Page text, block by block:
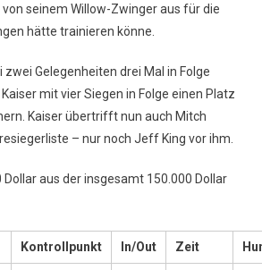
seinem Willow-Zwinger aus für die
hätte trainieren könne.
Gelegenheiten drei Mal in Folge
mit vier Siegen in Folge einen Platz
Kaiser übertrifft nun auch Mitch
– nur noch Jeff King vor ihm.
Dollar aus der insgesamt 150.000 Dollar
Kontrollpunkt In/Out Zeit